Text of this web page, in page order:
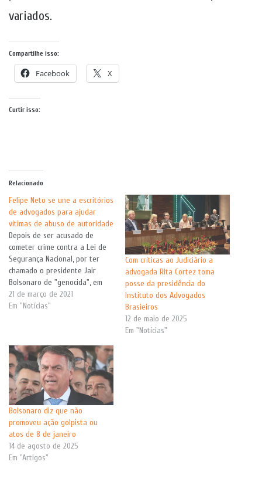
variados.
Compartilhe isso:
Facebook X
Curtir isso:
Relacionado
Felipe Neto se une a escritórios
de advogados para ajudar
vítimas de abuso de autoridade
Depois de ser acusado de
cometer crime contra a Lei de
Segurança Nacional, por ter
chamado o presidente Jair
Bolsonaro de "genocida", em
suas redes sociais, por
considerá-lo culpado pela
escritórios de advocacia, para
juntos,…
21 de março de 2021
Em "Notícias"
Com críticas ao Judiciário a
advogada Rita Cortez toma
posse da presidência do
Instituto dos Advogados
Brasieiros
12 de maio de 2025
Em "Notícias"
Bolsonaro diz que não
promoveu ação golpista ou
atos de 8 de janeiro
14 de agosto de 2025
Em "Artigos"